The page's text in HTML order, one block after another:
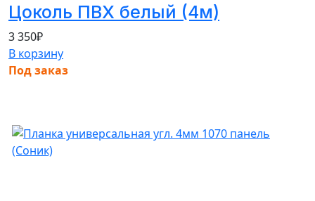
Цоколь ПВХ белый (4м)
3 350₽
В корзину
Под заказ